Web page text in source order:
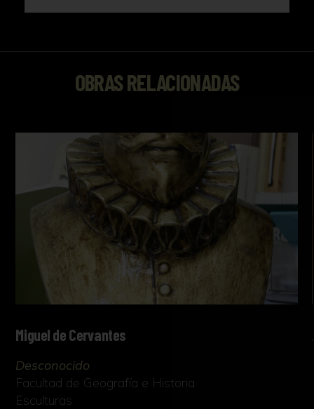
OBRAS RELACIONADAS
Miguel de Cervantes
Desconocido
Facultad de Geografía e Historia
Esculturas